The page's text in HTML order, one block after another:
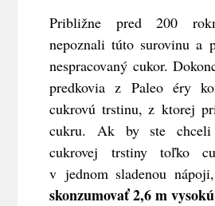
Približne pred 200
nepoznali túto surovinu a
nespracovaný cukor.
predkovia z Paleo éry
cukrovú trstinu, z ktorej
cukru. Ak by ste
cukrovej trstiny toľko
v jednom sladenou nápoji,
skonzumovať 2,6 m